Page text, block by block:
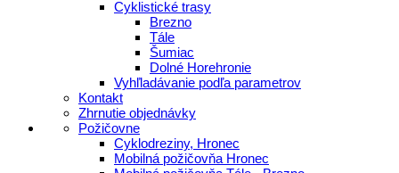
Cyklistické trasy
Brezno
Tále
Šumiac
Dolné Horehronie
Vyhľladávanie podľa parametrov
Kontakt
Zhrnutie objednávky
Požičovne
Cyklodreziny, Hronec
Mobilná požičovňa Hronec